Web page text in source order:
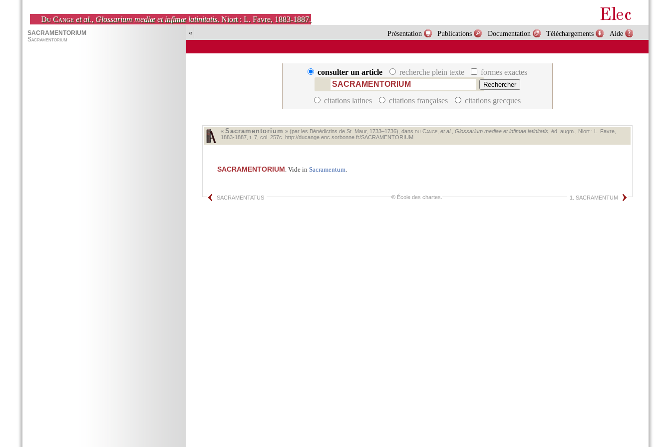
Du Cange et al., Glossarium mediæ et infimæ latinitatis. Niort : L. Favre, 1883-1887.
« Aide
Téléchargements
Documentation
Publications
Présentation
consulter un article recherche plein texte formes exactes
citations latines citations françaises citations grecques
« Sacramentorium » (par les Bénédictins de St. Maur, 1733–1736), dans du Cange, et al. Glossarium mediae et infimae latinitatis , éd. augm., Niort : L. Favre,
1883‑1887, t. 7, col. 257c.
http://ducange.enc.sorbonne.fr/SACRAMENTORIUM
SACRAMENTORIUM. Vide in Sacramentum.
SACRAMENTATUS 1. SACRAMENTUM
© École des chartes